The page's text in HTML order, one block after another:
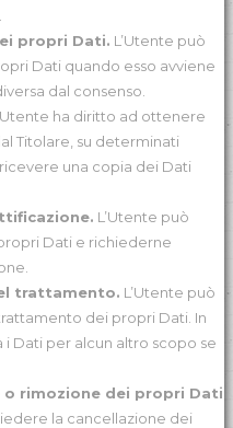
propri Dati. L’Utente può
Dati quando esso avviene
dal consenso.
ha diritto ad ottenere
Titolare, su determinati
una copia dei Dati
L’Utente può
Dati e richiederne
trattamento. L’Utente può
dei propri Dati. In
i Dati per alcun altro scopo se
rimozione dei propri Dati
la cancellazione dei